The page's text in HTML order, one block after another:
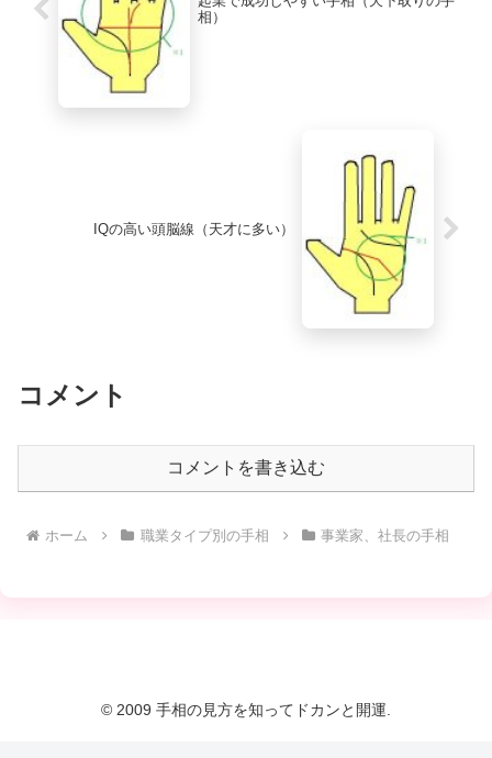
相）
IQの高い頭脳線（天才に多い）
コメント
コメントを書き込む
ホーム 職業タイプ別の手相 事業家、社長の手相
© 2009 手相の見方を知ってドカンと開運.